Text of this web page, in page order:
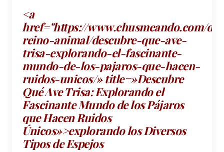
<a
href="https://www.chusmeando.com/
reino-animal/descubre-que-ave-
trisa-explorando-el-fascinante-
mundo-de-los-pajaros-que-hacen-
ruidos-unicos/» title=»Descubre
Qué Ave Trisa: Explorando el
Fascinante Mundo de los Pájaros
que Hacen Ruidos
Únicos»>explorando los Diversos
Tipos de Espejos